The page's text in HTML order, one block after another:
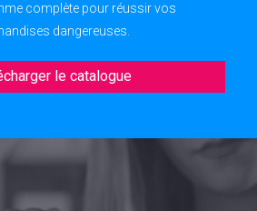
complète pour réussir vos
dangereuses.
le catalogue